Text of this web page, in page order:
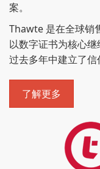
案。
Thawte 是在全球销
以数字证书为核心
过去多年中建立了信
了解更多